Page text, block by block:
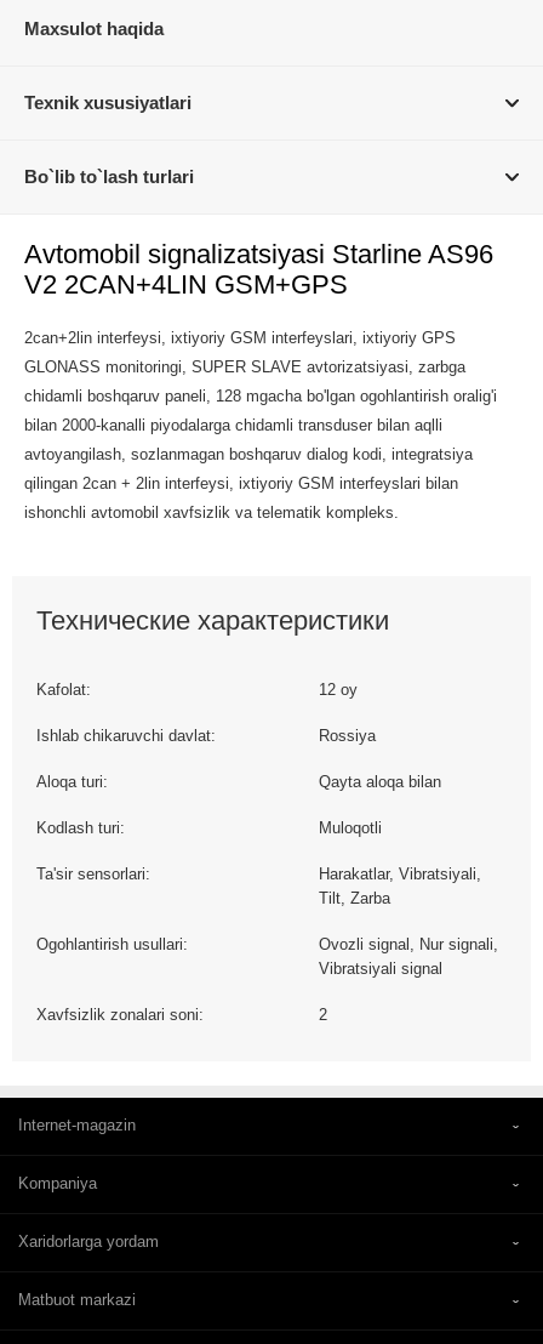
Maxsulot haqida
Texnik xususiyatlari
Bo`lib to`lash turlari
Avtomobil signalizatsiyasi Starline AS96
V2 2CAN+4LIN GSM+GPS
2can+2lin interfeysi, ixtiyoriy GSM interfeyslari, ixtiyoriy GPS
GLONASS monitoringi, SUPER SLAVE avtorizatsiyasi, zarbga
chidamli boshqaruv paneli, 128 mgacha bo'lgan ogohlantirish oralig'i
bilan 2000-kanalli piyodalarga chidamli transduser bilan aqlli
avtoyangilash, sozlanmagan boshqaruv dialog kodi, integratsiya
qilingan 2can + 2lin interfeysi, ixtiyoriy GSM interfeyslari bilan
ishonchli avtomobil xavfsizlik va telematik kompleks.
Технические характеристики
Kafolat: 12 oy
Ishlab chikaruvchi davlat: Rossiya
Aloqa turi: Qayta aloqa bilan
Kodlash turi: Muloqotli
Ta'sir sensorlari:
Harakatlar, Vibratsiyali,
Tilt, Zarba
Ogohlantirish usullari:
Ovozli signal, Nur signali,
Vibratsiyali signal
Xavfsizlik zonalari soni: 2
Internet-magazin
Kompaniya
Xaridorlarga yordam
Matbuot markazi